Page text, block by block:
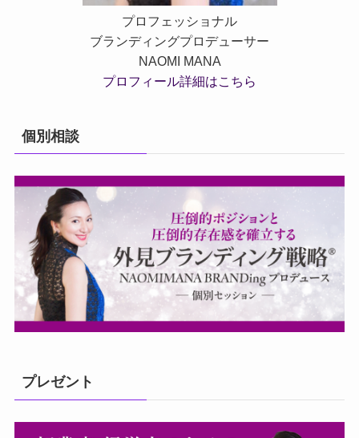
プロフェッショナル
ブランディングプロデューサー
NAOMI MANA
プロフィール詳細はこちら
個別相談
プレゼント